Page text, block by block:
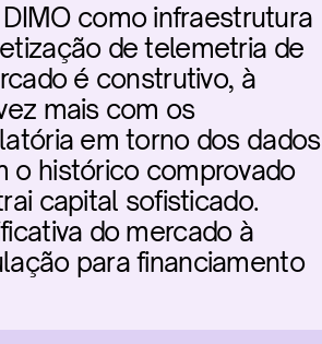
como infraestrutura
de telemetria de
é construtivo, à
mais com os
em torno dos dados
o histórico comprovado
capital sofisticado.
do mercado à
para financiamento